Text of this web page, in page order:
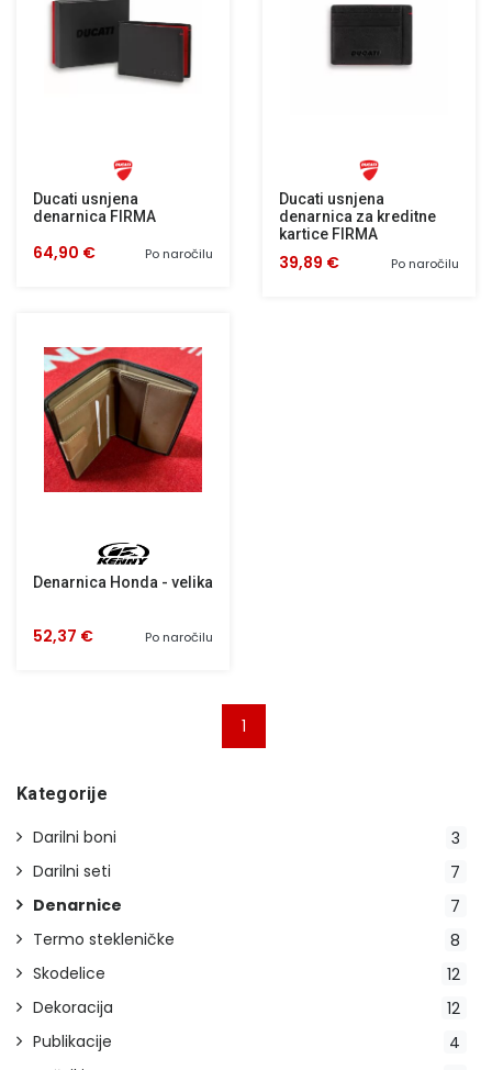
Ducati usnjena
denarnica FIRMA
Po naročilu
64,90 €
Ducati usnjena
denarnica za kreditne
kartice FIRMA
Po naročilu
39,89 €
Denarnica Honda - velika
Po naročilu
52,37 €
1
Kategorije
3
Darilni boni
7
Darilni seti
7
Denarnice
8
Termo stekleničke
12
Skodelice
12
Dekoracija
4
Publikacije